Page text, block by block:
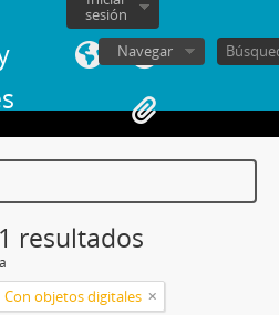
sesión
Navegar
resultados
Con objetos digitales